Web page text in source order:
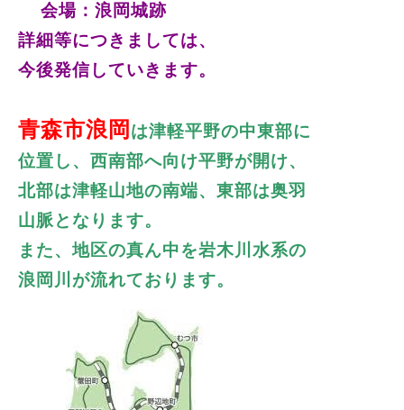
会場：浪岡城跡
詳細等につきましては、
今後発信していきます。
青森市浪岡 は津軽平野の中東部に
位置し、 西南部へ向け平野が開け、
北部は津軽山地の南端、東部は奥羽
山脈となります。
また、地区の真ん中を岩木川水系の
浪岡川が流れております。